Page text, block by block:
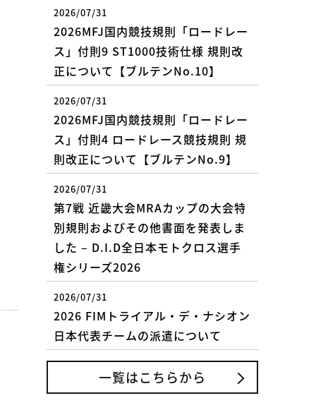
2026/07/31
2026MFJ国内競技規則「ロードレー
ス」付則9 ST1000技術仕様 規則改
正について【ブルテンNo.10】
2026/07/31
2026MFJ国内競技規則「ロードレー
ス」付則4 ロードレース競技規則 規
則改正について【ブルテンNo.9】
2026/07/31
第7戦 近畿大会MRAカップの大会特
別規則およびその他書面を発表しま
した – D.I.D全日本モトクロス選手
権シリーズ2026
2026/07/31
2026 FIMトライアル・デ・ナシオン
日本代表チームの派遣について
一覧はこちらから